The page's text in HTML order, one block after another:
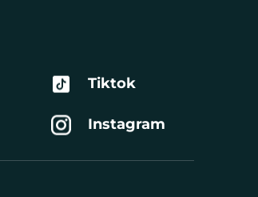
Tiktok
Instagram